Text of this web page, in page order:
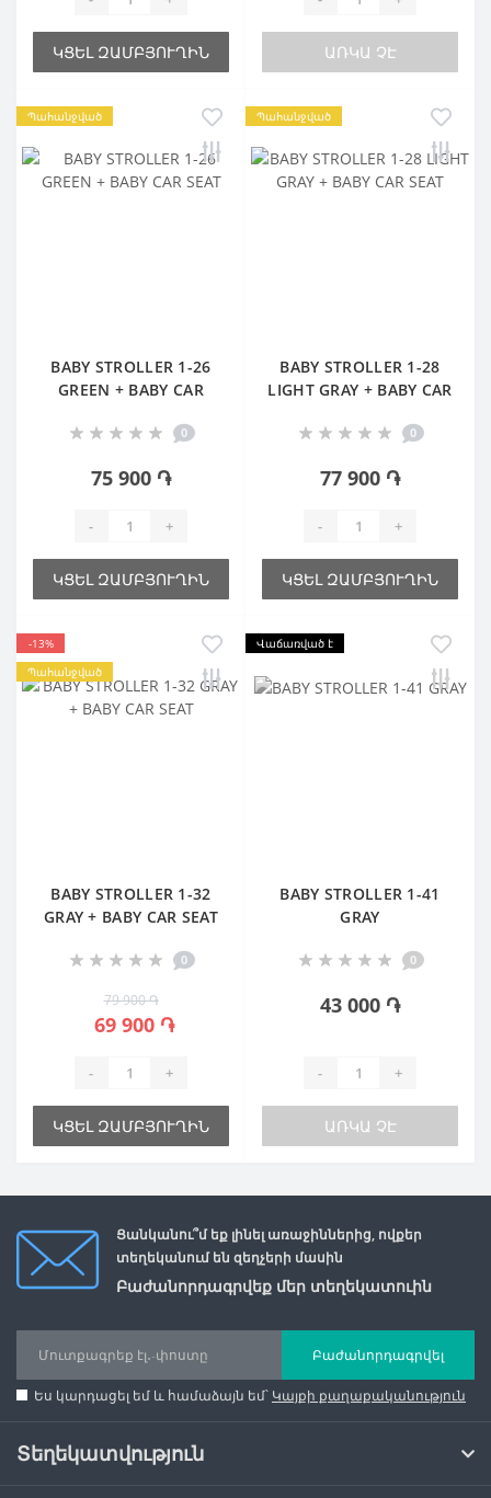
ԿՑԵԼ ԶԱՄԲՅՈՒՂԻՆ ԱՌԿԱ ՉԷ
Պահանջված
BABY STROLLER 1-26
GREEN + BABY CAR
0
75 900 ֏
- +
ԿՑԵԼ ԶԱՄԲՅՈՒՂԻՆ
Պահանջված
BABY STROLLER 1-28
LIGHT GRAY + BABY CAR
0
77 900 ֏
- +
ԿՑԵԼ ԶԱՄԲՅՈՒՂԻՆ
-13%
Պահանջված
BABY STROLLER 1-32
GRAY + BABY CAR SEAT
0
79 900 ֏
69 900 ֏
- +
ԿՑԵԼ ԶԱՄԲՅՈՒՂԻՆ
Վաճառված է
BABY STROLLER 1-41
GRAY
0
43 000 ֏
- +
ԱՌԿԱ ՉԷ
Ցանկանու՞մ եք լինել առաջիններից, ովքեր
տեղեկանում են զեղչերի մասին
Բաժանորդագրվեք մեր տեղեկատուին
Բաժանորդագրվել
Ես կարդացել եմ և համաձայն եմ՝ Կայքի քաղաքականություն
Տեղեկատվություն